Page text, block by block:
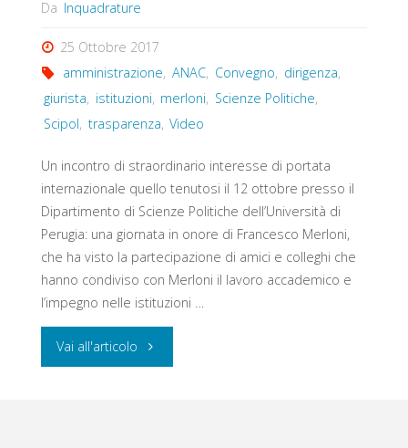
Da Inquadrature
25 Ottobre 2017
amministrazione, ANAC, Convegno, dirigenza,
giurista, istituzioni, merloni, Scienze Politiche,
Scipol, trasparenza, Video
Un incontro di straordinario interesse di portata
internazionale quello tenutosi il 12 ottobre presso il
Dipartimento di Scienze Politiche dell’Università di
Perugia: una giornata in onore di Francesco Merloni,
che ha visto la partecipazione di amici e colleghi che
hanno condiviso con Merloni il lavoro accademico e
l’impegno nelle istituzioni …
Vai all'articolo "Lo